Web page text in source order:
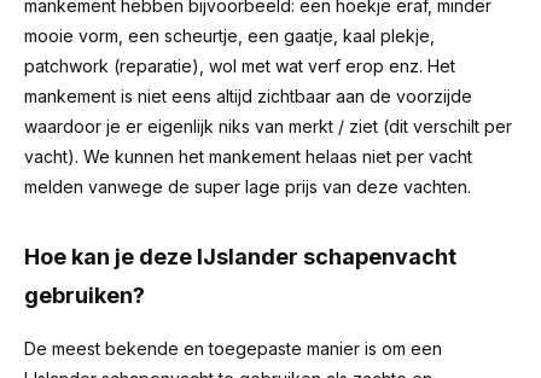
mankement hebben bijvoorbeeld: een hoekje eraf, minder
mooie vorm, een scheurtje, een gaatje, kaal plekje,
patchwork (reparatie), wol met wat verf erop enz. Het
mankement is niet eens altijd zichtbaar aan de voorzijde
waardoor je er eigenlijk niks van merkt / ziet (dit verschilt per
vacht). We kunnen het mankement helaas niet per vacht
melden vanwege de super lage prijs van deze vachten.
Hoe kan je deze IJslander schapenvacht
gebruiken?
De meest bekende en toegepaste manier is om een